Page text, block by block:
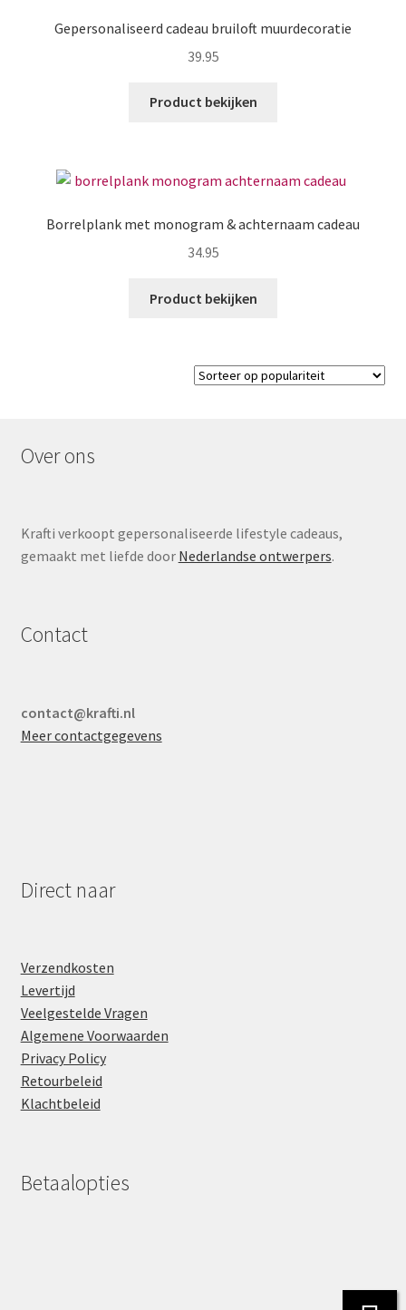
Gepersonaliseerd cadeau bruiloft muurdecoratie
39.95
Product bekijken
Borrelplank met monogram & achternaam cadeau
34.95
Product bekijken
Over ons
Krafti verkoopt gepersonaliseerde lifestyle cadeaus,
gemaakt met liefde door Nederlandse ontwerpers.
Contact
contact@krafti.nl
Meer contactgegevens
Direct naar
Verzendkosten
Levertijd
Veelgestelde Vragen
Algemene Voorwaarden
Privacy Policy
Retourbeleid
Klachtbeleid
Betaalopties